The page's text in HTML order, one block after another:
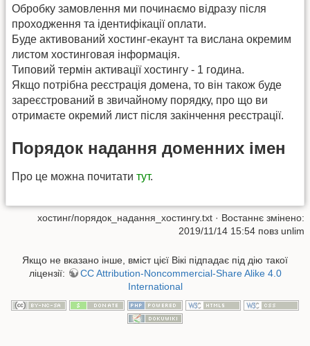
Обробку замовлення ми починаємо відразу після
проходження та ідентифікації оплати.
Буде активований хостинг-екаунт та вислана окремим
листом хостинговая інформація.
Типовий термін активації хостингу - 1 година.
Якщо потрібна реєстрація домена, то він також буде
зареєстрований в звичайному порядку, про що ви
отримаєте окремий лист після закінчення реєстрації.
Порядок надання доменних імен
Про це можна почитати тут.
хостинг/порядок_надання_хостингу.txt · Востаннє змінено:
2019/11/14 15:54 повз unlim
Якщо не вказано інше, вміст цієї Вікі підпадає під дію такої
ліцензії:
CC Attribution-Noncommercial-Share Alike 4.0
International